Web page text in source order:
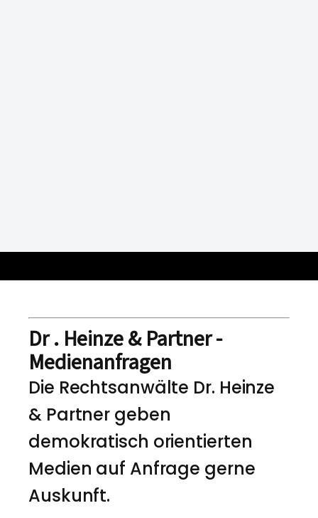
Dr . Heinze & Partner -
Medienanfragen
Die Rechtsanwälte Dr. Heinze
& Partner geben
demokratisch orientierten
Medien auf Anfrage gerne
Auskunft.